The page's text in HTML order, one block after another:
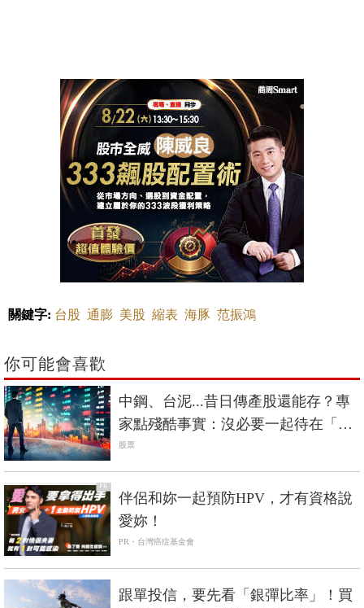
關鍵字: 台股 通膨 美股 縮表 海豚 范振鴻
你可能會喜歡
中鋼、台泥...昔日傳產股還能存？專
家點殘酷事實：沒必要一起待在「絕
情谷底」
股票
PR
伴侶和妳一起預防HPV，才有資格說
愛妳！
PR・台灣癌症基金會
跟單投信，要先看「銀彈比率」！買